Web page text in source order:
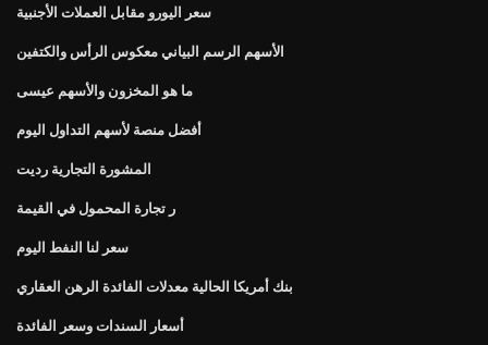
سعر اليورو مقابل العملات الأجنبية
الأسهم الرسم البياني معكوس الرأس والكتفين
ما هو المخزون والأسهم عيسى
أفضل منصة لأسهم التداول اليوم
المشورة التجارية رديت
ر تجارة المحمول في القيمة
سعر لنا النفط اليوم
بنك أمريكا الحالية معدلات الفائدة الرهن العقاري
أسعار السندات وسعر الفائدة